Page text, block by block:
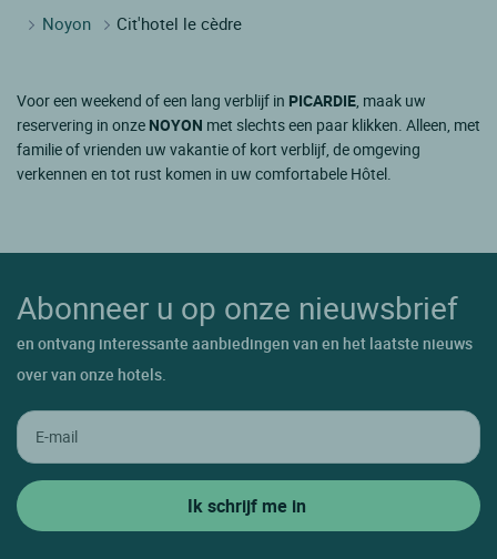
Noyon
Cit'hotel le cèdre
Voor een weekend of een lang verblijf in PICARDIE, maak uw
reservering in onze NOYON met slechts een paar klikken. Alleen, met
familie of vrienden uw vakantie of kort verblijf, de omgeving
verkennen en tot rust komen in uw comfortabele Hôtel.
Abonneer u op onze nieuwsbrief
en ontvang interessante aanbiedingen van en het laatste nieuws
over van onze hotels.